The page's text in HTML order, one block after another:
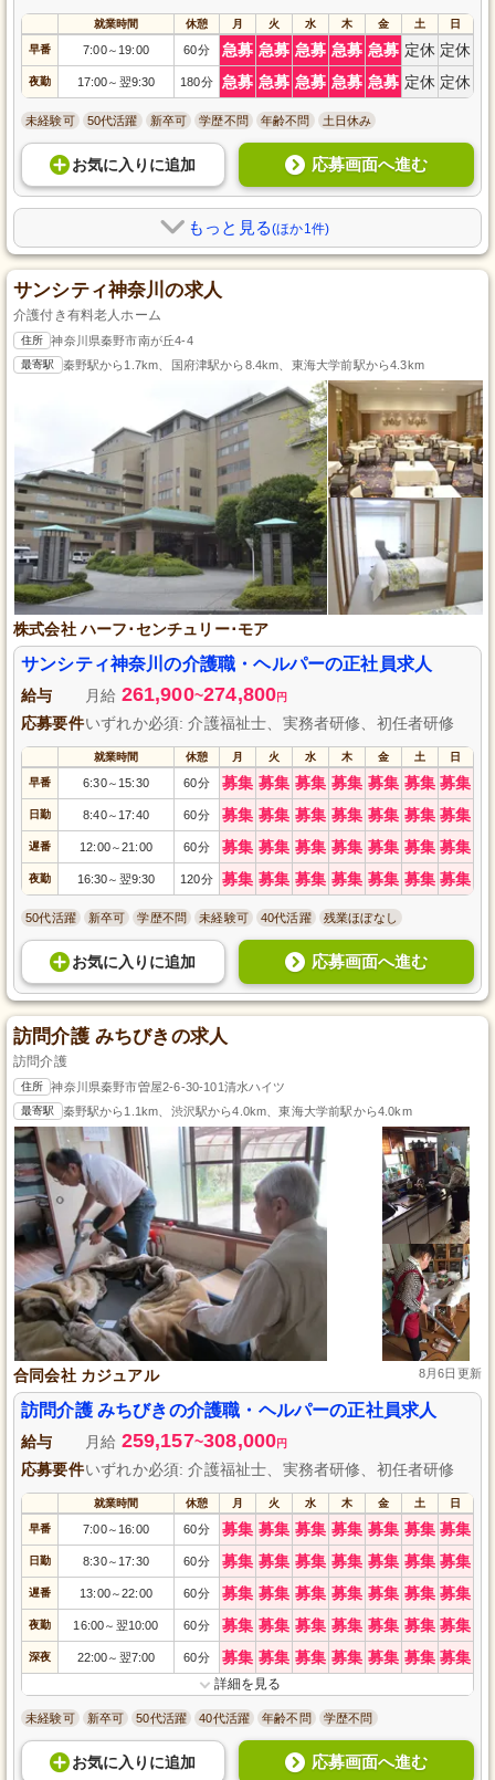
就業時間 休憩 月 火 水 木 金 土 日
早番 7:00～ 19:00 60分 急募 急募 急募 急募 急募 定休 定休
夜勤 17:00～ 翌9:30 180分 急募 急募 急募 急募 急募 定休 定休
未経験可 50代活躍 新卒可 学歴不問 年齢不問 土日休み
お気に入り に追加 応募画面へ進む
もっと見る(ほか1件)
サンシティ神奈川の求人
介護付き有料老人ホーム
住所 神奈川県秦野市南が丘4-4
最寄駅 秦野駅から1.7km、国府津駅から8.4km、東海大学前駅から4.3km
株式会社 ハーフ･センチュリー･モア
サンシティ神奈川の介護職・ヘルパーの正社員求人
給与 月給 261,900~274,800円
応募要件いずれか必須: 介護福祉士、実務者研修、初任者研修
就業時間 休憩 月 火 水 木 金 土 日
早番 6:30～ 15:30 60分 募集 募集 募集 募集 募集 募集 募集
日勤 8:40～ 17:40 60分 募集 募集 募集 募集 募集 募集 募集
遅番 12:00～21:00 60分 募集 募集 募集 募集 募集 募集 募集
夜勤 16:30～ 翌9:30 120分 募集 募集 募集 募集 募集 募集 募集
50代活躍 新卒可 学歴不問 未経験可 40代活躍 残業ほぼなし
お気に入り に追加 応募画面へ進む
訪問介護 みちびきの求人
訪問介護
住所 神奈川県秦野市曽屋2-6-30-101清水ハイツ
最寄駅 秦野駅から1.1km、渋沢駅から4.0km、東海大学前駅から4.0km
合同会社 カジュアル 8月6日更新
訪問介護 みちびきの介護職・ヘルパーの正社員求人
給与 月給 259,157~308,000円
応募要件いずれか必須: 介護福祉士、実務者研修、初任者研修
就業時間 休憩 月 火 水 木 金 土 日
早番 7:00～ 16:00 60分 募集 募集 募集 募集 募集 募集 募集
日勤 8:30～ 17:30 60分 募集 募集 募集 募集 募集 募集 募集
遅番 13:00～22:00 60分 募集 募集 募集 募集 募集 募集 募集
夜勤 16:00～ 翌10:00 60分 募集 募集 募集 募集 募集 募集 募集
深夜 22:00～ 翌7:00 60分 募集 募集 募集 募集 募集 募集 募集
詳細を見る
未経験可 新卒可 50代活躍 40代活躍 年齢不問 学歴不問
お気に入り に追加 応募画面へ進む